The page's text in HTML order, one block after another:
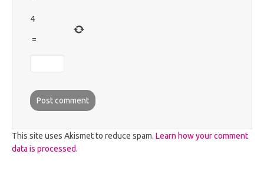
4
=
This site uses Akismet to reduce spam. Learn how your comment
data is processed.